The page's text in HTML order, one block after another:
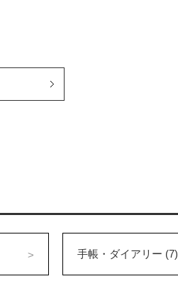
手帳・ダイアリー (7)